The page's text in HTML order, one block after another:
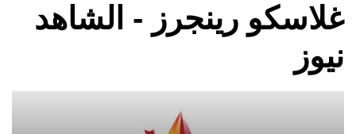
غلاسكو رينجرز - الشاهد
نيوز